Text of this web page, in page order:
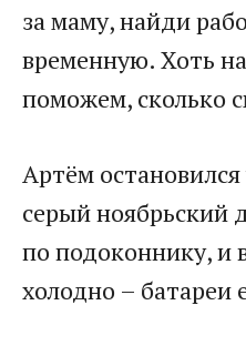
за маму, найди
временную. Хоть
поможем, сколько
Артём остановился
серый ноябрьский
по подоконнику, и
холодно – батареи